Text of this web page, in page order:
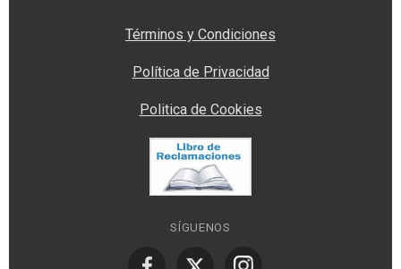
Términos y Condiciones
Política de Privacidad
Politica de Cookies
SÍGUENOS